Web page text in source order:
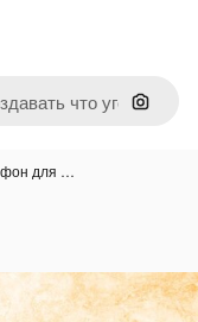
Поиск
фон для …